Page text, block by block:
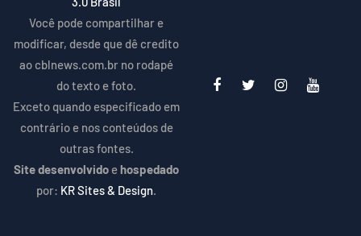
Você pode compartilhar e
modificar, desde que dê credito
ao cblnews.com.br no rodapé
do texto e foto.
Exceto quando especificado em
contrário e nos conteúdos de
outras fontes.
Site desenvolvido ehospedado
por: KR Sites & Design.